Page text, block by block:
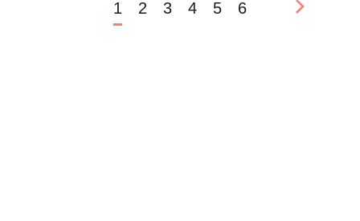
1 2 3 4 5 6